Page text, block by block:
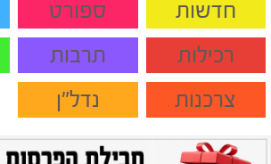
חדשות ספורט
רכילות
תרבות
צרכנות
נדל"ן